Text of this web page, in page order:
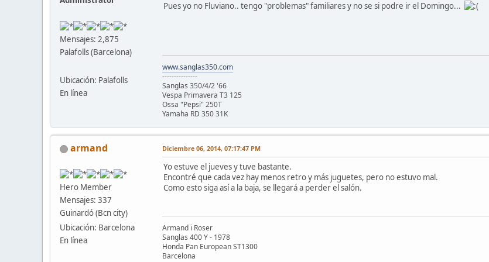
Mensajes: 2,875
Palafolls (Barcelona)
Ubicación: Palafolls
En línea
Pues yo no Fluviano.. tengo "problemas" familiares y no se si podre ir el Domingo...
www.sanglas350.com
---------------
Sanglas 350/4/2 '66
Vespa Primavera T3 125
Ossa "Pepsi" 250T
Yamaha RD 350 31K
armand
Hero Member
Mensajes: 337
Guinardó (Bcn city)
Ubicación: Barcelona
En línea
Diciembre 06, 2014, 07:17:47 PM
Yo estuve el jueves y tuve bastante.
Encontré que cada vez hay menos retro y más juguetes, pero no estuvo mal.
Como esto siga así a la baja, se llegará a perder el salón.
Armand i Roser
Sanglas 400 Y - 1978
Honda Pan European ST1300
Barcelona